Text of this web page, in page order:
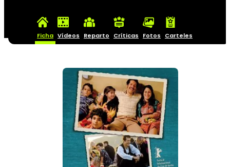
Ficha Vídeos Reparto Críticas Fotos Carteles